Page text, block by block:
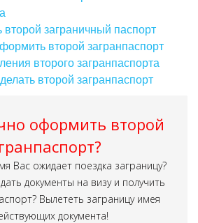
второй заграничный паспорт
второй загранпаспорт
второго загранпаспорта
второй загранпаспорт
оформить второй
Вас ожидает поездка заграницу?
документы на визу и получить
Вылететь заграницу имея
документа!